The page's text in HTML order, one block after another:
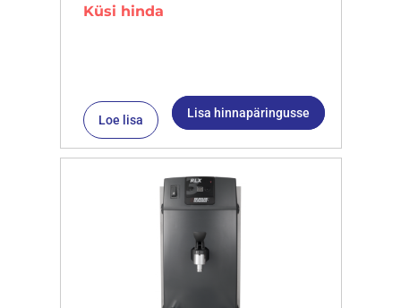
Küsi hinda
Loe lisa Lisa hinnapäringusse